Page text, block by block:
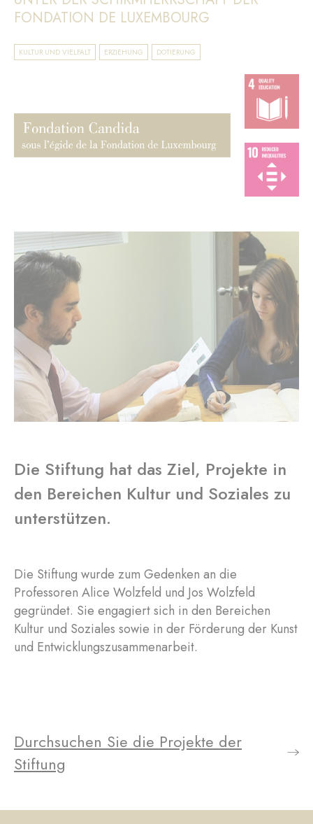
FONDATION DE LUXEMBOURG
KULTUR UND VIELFALT ERZIEHUNG DOTIERUNG
Die Stiftung hat das Ziel, Projekte in
den Bereichen Kultur und Soziales zu
unterstützen.
Die Stiftung wurde zum Gedenken an die
Professoren Alice Wolzfeld und Jos Wolzfeld
gegründet. Sie engagiert sich in den Bereichen
Kultur und Soziales sowie in der Förderung der Kunst
und Entwicklungszusammenarbeit.
Durchsuchen Sie die Projekte der
Stiftung